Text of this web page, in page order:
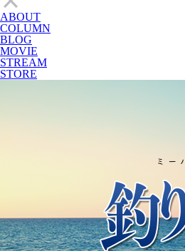
ABOUT
COLUMN
BLOG
MOVIE
STREAM
STORE